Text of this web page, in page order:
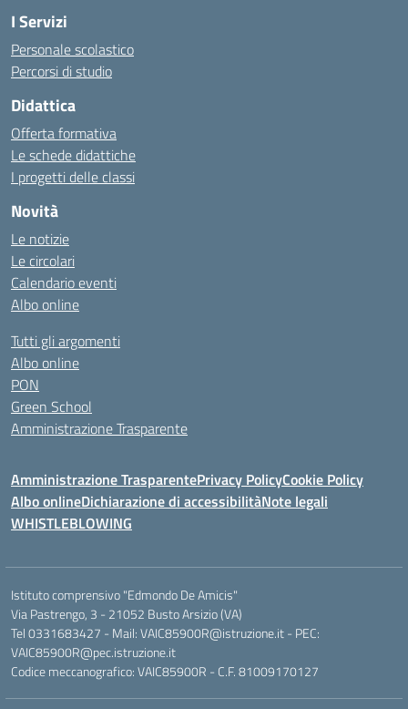
I Servizi
Personale scolastico
Percorsi di studio
Didattica
Offerta formativa
Le schede didattiche
I progetti delle classi
Novità
Le notizie
Le circolari
Calendario eventi
Albo online
Tutti gli argomenti
Albo online
PON
Green School
Amministrazione Trasparente
Amministrazione TrasparentePrivacy PolicyCookie Policy
Albo onlineDichiarazione di accessibilitàNote legali
WHISTLEBLOWING
Istituto comprensivo "Edmondo De Amicis"
Via Pastrengo, 3 - 21052 Busto Arsizio (VA)
Tel 0331683427 - Mail: VAIC85900R@istruzione.it - PEC:
VAIC85900R@pec.istruzione.it
Codice meccanografico: VAIC85900R - C.F. 81009170127